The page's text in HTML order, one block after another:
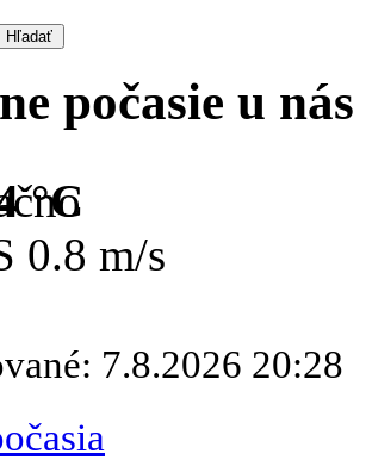
počasie u nás
°C
0.8 m/s
7.8.2026 20:28